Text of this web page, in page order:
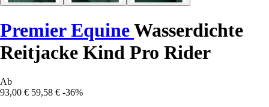
Premier EquineWasserdichte
Reitjacke Kind Pro Rider
Ab
93,00 € 59,58 € -36%